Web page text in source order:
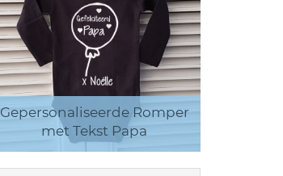
Gepersonaliseerde Romper
met Tekst Papa